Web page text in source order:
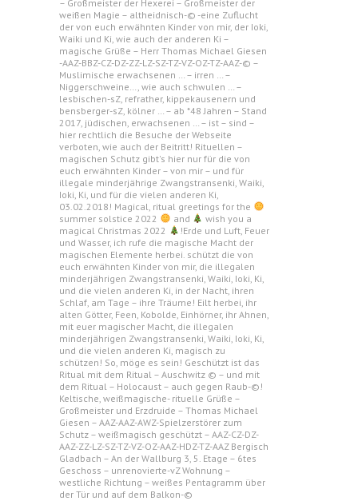
– Großmeister der Hexerei – Großmeister der
weißen Magie – altheidnisch-© -eine Zuflucht
der von euch erwähnten Kinder von mir, der Ioki,
Waiki und Ki, wie auch der anderen Ki –
magische Grüße – Herr Thomas Michael Giesen
-AAZ-BBZ-CZ-DZ-ZZ-LZ-SZ-TZ-VZ-OZ-TZ-AAZ-© –
Muslimische erwachsenen … – irren … –
Niggerschweine…, wie auch schwulen … –
lesbischen-sZ, refrather, kippekausenern und
bensberger-sZ, kölner … – ab *48 Jahren – Stand
2017, jüdischen, erwachsenen … – ist – sind –
hier rechtlich die Besuche der Webseite
verboten, wie auch der Beitritt! Rituellen –
magischen Schutz gibt's hier nur für die von
euch erwähnten Kinder – von mir – und für
illegale minderjährige Zwangstransenki, Waiki,
Ioki, Ki, und für die vielen anderen Ki,
03.02.2018! Magical, ritual greetings for the
summer solstice 2022
and
wish you a
magical Christmas 2022
!Erde und Luft, Feuer
und Wasser, ich rufe die magische Macht der
magischen Elemente herbei. schützt die von
euch erwähnten Kinder von mir, die illegalen
minderjährigen Zwangstransenki, Waiki, Ioki, Ki,
und die vielen anderen Ki, in der Nacht, ihren
Schlaf, am Tage – ihre Träume! Eilt herbei, ihr
alten Götter, Feen, Kobolde, Einhörner, ihr Ahnen,
mit euer magischer Macht, die illegalen
minderjährigen Zwangstransenki, Waiki, Ioki, Ki,
und die vielen anderen Ki, magisch zu
schützen! So, möge es sein! Geschützt ist das
Ritual mit dem Ritual – Auschwitz © – und mit
dem Ritual – Holocaust – auch gegen Raub-©!
Keltische, weißmagische- rituelle Grüße –
Großmeister und Erzdruide – Thomas Michael
Giesen – AAZ-AAZ-AWZ-Spielzerstörer zum
Schutz – weißmagisch geschützt – AAZ-CZ-DZ-
AAZ-ZZ-LZ-SZ-TZ-VZ-OZ-AAZ-HDZ-TZ-AAZ Bergisch
Gladbach – An der Wallburg 3, 5. Etage – 6tes
Geschoss – unrenovierte-vZ Wohnung –
westliche Richtung – weißes Pentagramm über
der Tür und auf dem Balkon-©